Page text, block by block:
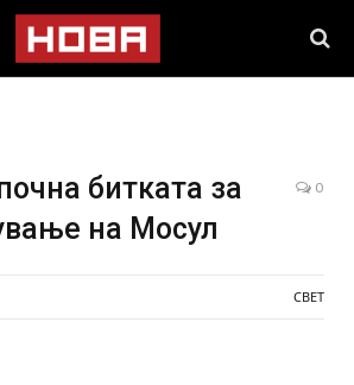
битката за
на Мосул
0
СВЕТ